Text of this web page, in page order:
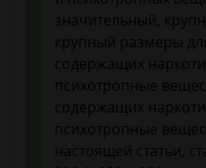
значительный,
крупный размеры
содержащих
психотропные
содержащих
психотропные
настоящей статьи,